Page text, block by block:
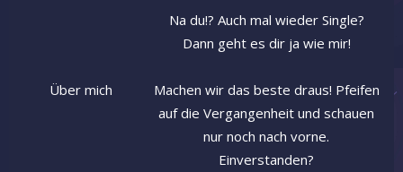
Über mich
Na du!? Auch mal wieder Single?
Dann geht es dir ja wie mir!
Machen wir das beste draus! Pfeifen
auf die Vergangenheit und schauen
nur noch nach vorne.
Einverstanden?